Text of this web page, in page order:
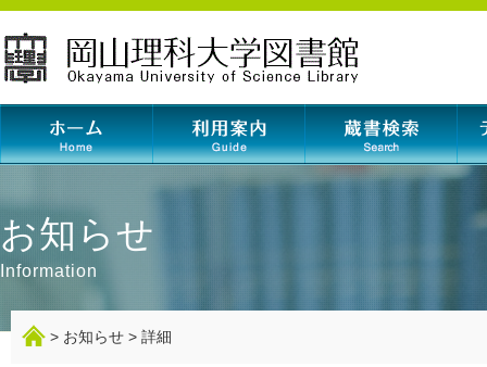
お知らせ
Information
> お知らせ > 詳細